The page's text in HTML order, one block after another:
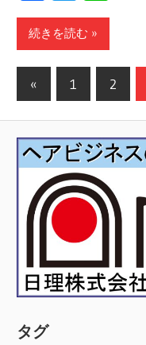
続きを読む
投
稿
の
ペ
ー
送
り
«
の
事
1 2
タグ